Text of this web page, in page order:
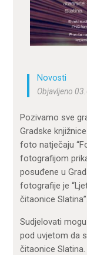
ZA
Novosti
Objavljeno
Pozivamo sve
Gradske
foto natječaju
fotografijom
posuđene u
fotografije je
čitaonice Slatina”.
Sudjelovati
pod uvjetom da
čitaonice